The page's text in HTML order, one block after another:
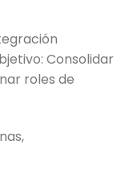
Consolidar
roles de